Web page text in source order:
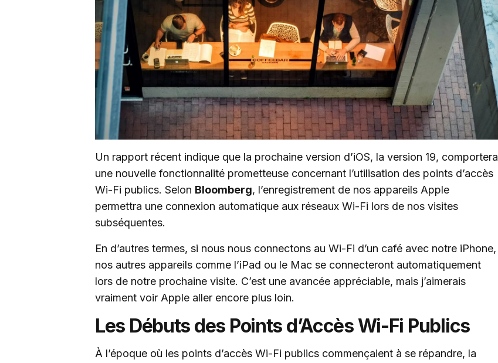
Un rapport récent indique que la prochaine version d’iOS, la version 19, comportera
une nouvelle fonctionnalité prometteuse concernant l’utilisation des points d’accès
Wi-Fi publics. Selon Bloomberg, l’enregistrement de nos appareils Apple
permettra une connexion automatique aux réseaux Wi-Fi lors de nos visites
subséquentes.
En d’autres termes, si nous nous connectons au Wi-Fi d’un café avec notre iPhone,
nos autres appareils comme l’iPad ou le Mac se connecteront automatiquement
lors de notre prochaine visite. C’est une avancée appréciable, mais j’aimerais
vraiment voir Apple aller encore plus loin.
Les Débuts des Points d’Accès Wi-Fi Publics
À l’époque où les points d’accès Wi-Fi publics commençaient à se répandre, la